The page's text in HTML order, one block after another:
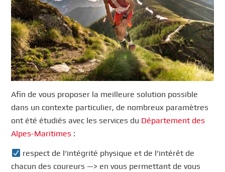
Afin de vous proposer la meilleure solution possible
dans un contexte particulier, de nombreux paramètres
ont été étudiés avec les services du Département des
Alpes-Maritimes :
respect de l’intégrité physique et de l’intérêt de
chacun des coureurs —> en vous permettant de vous